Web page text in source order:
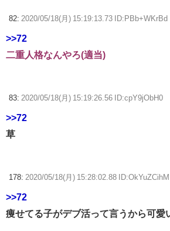
82: 2020/05/18(月) 15:19:13.73 ID:PBb+WKrBd
>>72
二重人格なんやろ(適当)
83: 2020/05/18(月) 15:19:26.56 ID:cpY9jObH0
>>72
草
178: 2020/05/18(月) 15:28:02.88 ID:OkYuZCihM
>>72
痩せてる子がデブ活って言うから可愛